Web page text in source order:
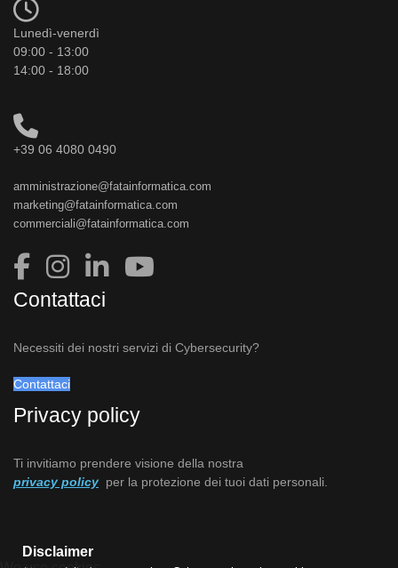
Lunedì-venerdì
09:00 - 13:00
14:00 - 18:00
+39 06 4080 0490
amministrazione@fatainformatica.com
marketing@fatainformatica.com
commerciali@fatainformatica.com
Contattaci
Necessiti dei nostri servizi di Cybersecurity?
Contattaci
Privacy policy
Ti invitiamo prendere visione della nostra
privacy policy per la protezione dei tuoi dati personali.
Disclaimer